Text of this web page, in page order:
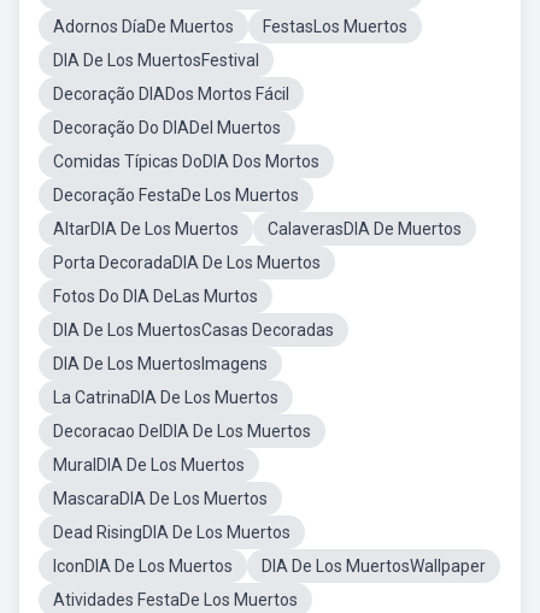
Adornos DíaDe Muertos
FestasLos Muertos
DIA De Los MuertosFestival
Decoração DIADos Mortos Fácil
Decoração Do DIADel Muertos
Comidas Típicas DoDIA Dos Mortos
Decoração FestaDe Los Muertos
AltarDIA De Los Muertos
CalaverasDIA De Muertos
Porta DecoradaDIA De Los Muertos
Fotos Do DIA DeLas Murtos
DIA De Los MuertosCasas Decoradas
DIA De Los MuertosImagens
La CatrinaDIA De Los Muertos
Decoracao DelDIA De Los Muertos
MuralDIA De Los Muertos
MascaraDIA De Los Muertos
Dead RisingDIA De Los Muertos
IconDIA De Los Muertos
DIA De Los MuertosWallpaper
Atividades FestaDe Los Muertos